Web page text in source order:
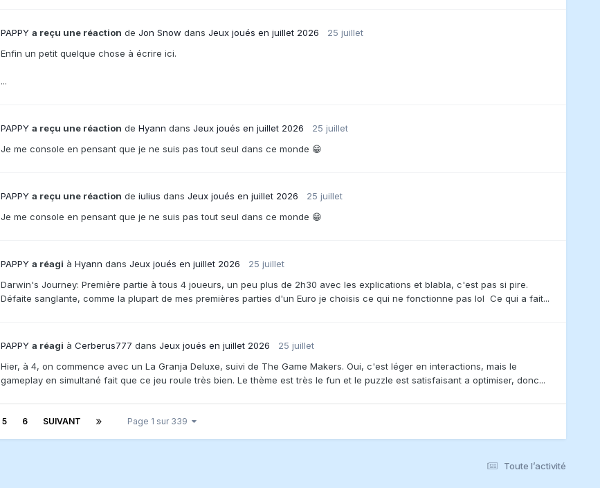
PAPPY a reçu une réaction de Jon Snow dans Jeux joués en juillet 2026
25 juillet
Enfin un petit quelque chose à écrire ici.
...
PAPPY a reçu une réaction de Hyann dans Jeux joués en juillet 2026
25 juillet
Je me console en pensant que je ne suis pas tout seul dans ce monde 😁
PAPPY a reçu une réaction de iulius dans Jeux joués en juillet 2026
25 juillet
Je me console en pensant que je ne suis pas tout seul dans ce monde 😁
PAPPY a réagi à Hyann dans Jeux joués en juillet 2026
25 juillet
Darwin's Journey: Première partie à tous 4 joueurs, un peu plus de 2h30 avec les explications et blabla, c'est pas si pire.
Défaite sanglante, comme la plupart de mes premières parties d'un Euro je choisis ce qui ne fonctionne pas lol Ce qui a fait...
PAPPY a réagi à Cerberus777 dans Jeux joués en juillet 2026
25 juillet
Hier, à 4, on commence avec un La Granja Deluxe, suivi de The Game Makers. Oui, c'est léger en interactions, mais le
gameplay en simultané fait que ce jeu roule très bien. Le thème est très le fun et le puzzle est satisfaisant a optimiser, donc...
5 6 SUIVANT Page 1 sur 339
Toute l’activité